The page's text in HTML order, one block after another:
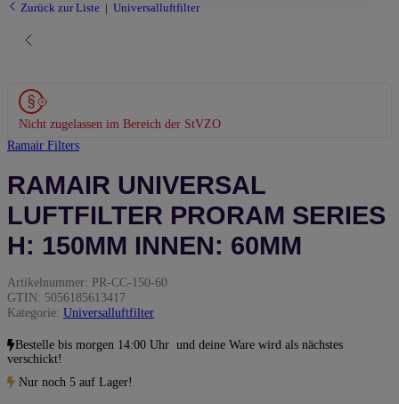
Zurück zur Liste Universalluftfilter
Nicht zugelassen im Bereich der StVZO
Ramair Filters
RAMAIR UNIVERSAL
LUFTFILTER PRORAM SERIES
H: 150MM INNEN: 60MM
Artikelnummer: PR-CC-150-60
GTIN: 5056185613417
Kategorie: Universalluftfilter
Bestelle bis morgen 14:00 Uhr und deine Ware wird als nächstes
verschickt!
Nur noch 5 auf Lager!